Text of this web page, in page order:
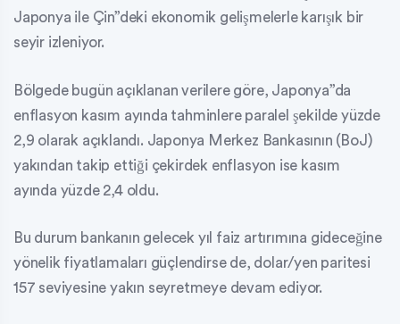
Japonya ile Çin”deki ekonomik gelişmelerle karışık bir
seyir izleniyor.
Bölgede bugün açıklanan verilere göre, Japonya”da
enflasyon kasım ayında tahminlere paralel şekilde yüzde
2,9 olarak açıklandı. Japonya Merkez Bankasının (BoJ)
yakından takip ettiği çekirdek enflasyon ise kasım
ayında yüzde 2,4 oldu.
Bu durum bankanın gelecek yıl faiz artırımına gideceğine
yönelik fiyatlamaları güçlendirse de, dolar/yen paritesi
157 seviyesine yakın seyretmeye devam ediyor.